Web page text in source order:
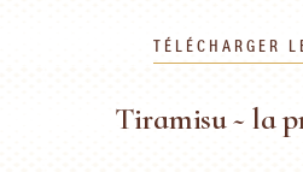
TÉLÉCHARGER
Tiramisu ~ la